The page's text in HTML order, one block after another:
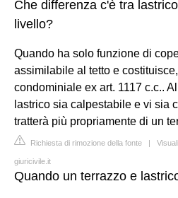
Che differenza c'è tra
livello?
Quando ha solo funzione di
assimilabile al tetto e
condominiale ex art. 1117 c.c..
lastrico sia calpestabile e vi sia
tratterà più propriamente di un
Richiesta di rimozione della fonte |
giuricivile.it
Quando un terrazzo e